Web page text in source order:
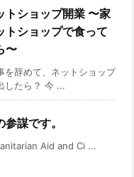
トショップ開業 〜家
トショップで食って
〜
を辞めて、ネットショップ
したら？ 今 ...
謀です。
Aid and Ci ...